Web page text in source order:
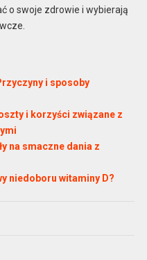
o swoje zdrowie i wybierają
i sposoby
i korzyści związane z
na smaczne dania z
niedoboru witaminy D?